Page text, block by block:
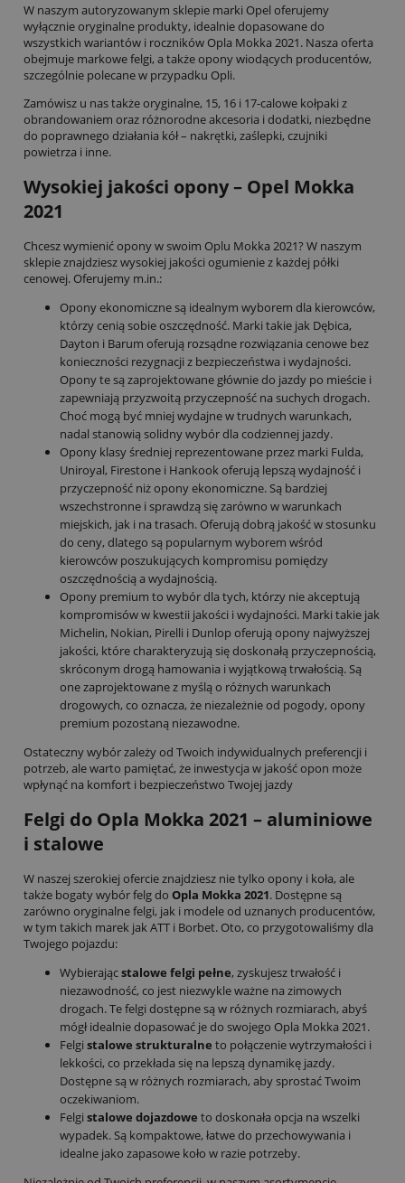
W naszym autoryzowanym sklepie marki Opel oferujemy
wyłącznie oryginalne produkty, idealnie dopasowane do
wszystkich wariantów i roczników Opla Mokka 2021. Nasza oferta
obejmuje markowe felgi, a także opony wiodących producentów,
szczególnie polecane w przypadku Opli.
Zamówisz u nas także oryginalne, 15, 16 i 17-calowe kołpaki z
obrandowaniem oraz różnorodne akcesoria i dodatki, niezbędne
do poprawnego działania kół – nakrętki, zaślepki, czujniki
powietrza i inne.
Wysokiej jakości opony – Opel Mokka
2021
Chcesz wymienić opony w swoim Oplu Mokka 2021? W naszym
sklepie znajdziesz wysokiej jakości ogumienie z każdej półki
cenowej. Oferujemy m.in.:
Opony ekonomiczne są idealnym wyborem dla kierowców,
którzy cenią sobie oszczędność. Marki takie jak Dębica,
Dayton i Barum oferują rozsądne rozwiązania cenowe bez
konieczności rezygnacji z bezpieczeństwa i wydajności.
Opony te są zaprojektowane głównie do jazdy po mieście i
zapewniają przyzwoitą przyczepność na suchych drogach.
Choć mogą być mniej wydajne w trudnych warunkach,
nadal stanowią solidny wybór dla codziennej jazdy.
Opony klasy średniej reprezentowane przez marki Fulda,
Uniroyal, Firestone i Hankook oferują lepszą wydajność i
przyczepność niż opony ekonomiczne. Są bardziej
wszechstronne i sprawdzą się zarówno w warunkach
miejskich, jak i na trasach. Oferują dobrą jakość w stosunku
do ceny, dlatego są popularnym wyborem wśród
kierowców poszukujących kompromisu pomiędzy
oszczędnością a wydajnością.
Opony premium to wybór dla tych, którzy nie akceptują
kompromisów w kwestii jakości i wydajności. Marki takie jak
Michelin, Nokian, Pirelli i Dunlop oferują opony najwyższej
jakości, które charakteryzują się doskonałą przyczepnością,
skróconym drogą hamowania i wyjątkową trwałością. Są
one zaprojektowane z myślą o różnych warunkach
drogowych, co oznacza, że niezależnie od pogody, opony
premium pozostaną niezawodne.
Ostateczny wybór zależy od Twoich indywidualnych preferencji i
potrzeb, ale warto pamiętać, że inwestycja w jakość opon może
wpłynąć na komfort i bezpieczeństwo Twojej jazdy
Felgi do Opla Mokka 2021 – aluminiowe
i stalowe
W naszej szerokiej ofercie znajdziesz nie tylko opony i koła, ale
także bogaty wybór felg do Opla Mokka 2021. Dostępne są
zarówno oryginalne felgi, jak i modele od uznanych producentów,
w tym takich marek jak ATT i Borbet. Oto, co przygotowaliśmy dla
Twojego pojazdu:
Wybierającstalowe felgi pełne, zyskujesz trwałość i
niezawodność, co jest niezwykle ważne na zimowych
drogach. Te felgi dostępne są w różnych rozmiarach, abyś
mógł idealnie dopasować je do swojego Opla Mokka 2021.
Felgi stalowe strukturalne to połączenie wytrzymałości i
lekkości, co przekłada się na lepszą dynamikę jazdy.
Dostępne są w różnych rozmiarach, aby sprostać Twoim
oczekiwaniom.
Felgi stalowe dojazdowe to doskonała opcja na wszelki
wypadek. Są kompaktowe, łatwe do przechowywania i
idealne jako zapasowe koło w razie potrzeby.